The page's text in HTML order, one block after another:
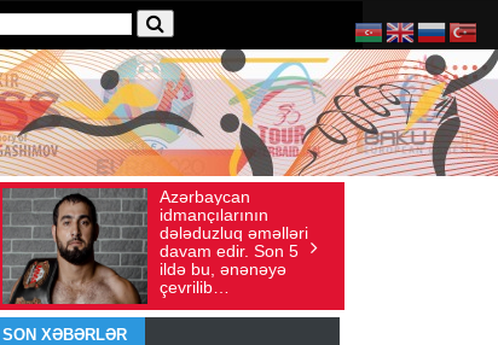
Azərbaycan
idmançılarının
dələduzluq əməlləri
davam edir. Son 5
ildə bu, ənənəyə
çevrilib…
Baxış sayı: 136
Avqust 04, 2026
SON XƏBƏRLƏR